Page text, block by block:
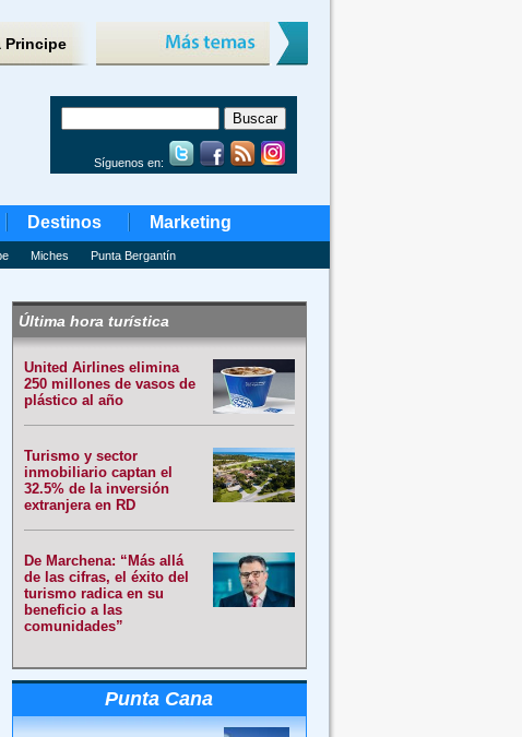
Principe
Síguenos en:
Destinos Marketing
Miches Punta Bergantín
Última hora turística
United Airlines elimina
250 millones de vasos de
plástico al año
Turismo y sector
inmobiliario captan el
32.5% de la inversión
extranjera en RD
De Marchena: “Más allá
de las cifras, el éxito del
turismo radica en su
beneficio a las
comunidades”
Punta Cana